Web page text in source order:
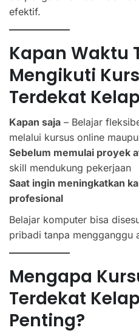
efektif.
Kapan Waktu
Mengikuti
Terdekat
Kapan saja – Belajar
melalui kursus online
Sebelum memulai proyek
skill mendukung pekerjaan
Saat ingin meningkatkan
profesional
Belajar komputer bisa
pribadi tanpa mengganggu
Mengapa
Terdekat
Penting?